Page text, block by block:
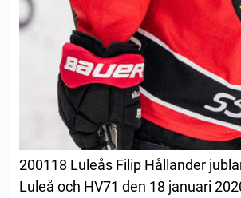
200118 Luleås Filip Hållander
Luleå och HV71 den 18 januari